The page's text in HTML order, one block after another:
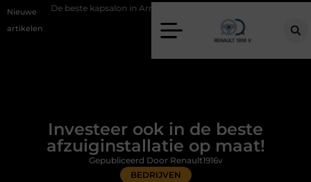
Nieuwe
artikelen
kapsalon in Arnhem: meer dan alleen een knipbeurt
Investeer ook in de beste
afzuiginstallatie op maat!
BEDRIJVEN
Gepubliceerd Door Renault1916v